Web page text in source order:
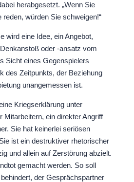
herabgesetzt. „Wenn Sie
würden Sie schweigen!“
wird eine Idee, ein Angebot,
oder -ansatz vom
Sicht eines Gegenspielers
des Zeitpunkts, der Beziehung
unangemessen ist.
Kriegserklärung unter
Mitarbeitern, ein direkter Angriff
Sie hat keinerlei seriösen
ist ein destruktiver rhetorischer
und allein auf Zerstörung abzielt.
gemacht werden. So soll
der Gesprächspartner